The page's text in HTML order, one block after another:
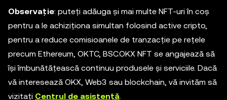
Observație: puteți adăuga și mai multe NFT-uri în coș
pentru a le achiziționa simultan folosind active cripto,
pentru a reduce comisioanele de tranzacție pe rețele
precum Ethereum, OKTC, BSC.OKX NFT se angajează să
își îmbunătățească continuu produsele și serviciile. Dacă
vă interesează OKX, Web3 sau blockchain, vă invităm să
vizitați Centrul de asistență